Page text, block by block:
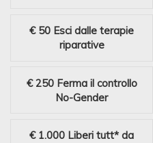
€ 50 Esci dalle terapie
riparative
€ 250 Ferma il controllo
No-Gender
€ 1.000 Liberi tutt* da